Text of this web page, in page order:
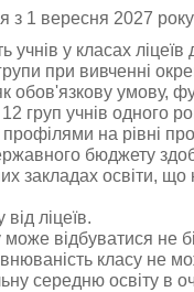
з 1 вересня 2027
учнів у класах ліцеїв
при вивченні
обов'язкову умову,
груп учнів одного
на рівні
бюджету
закладах освіти,
ліцеїв.
відбуватися не
класу не
середню освіту в